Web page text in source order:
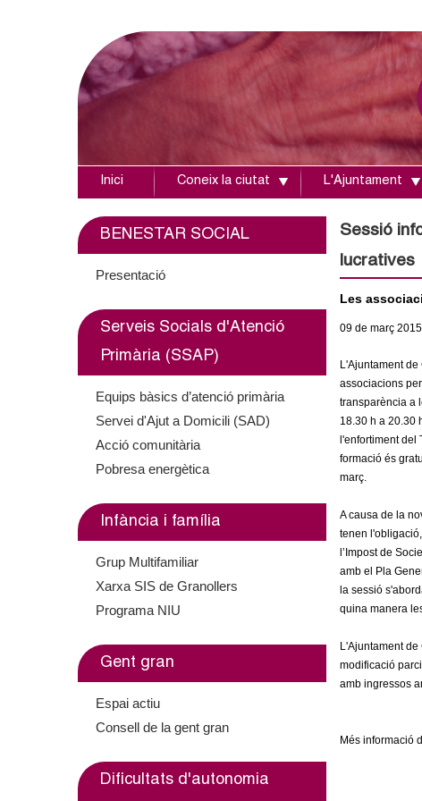
j
t
a
t
G
r
n
Inici Coneix la ciutat L'Ajuntament
Sessió
lucratives
Les
09 de març 2015
L'Ajuntament
associacions
transparència a
18.30 h a 20.30
l'enfortiment del
formació és
març.
A causa de la
tenen
l’Impost de
amb el Pla
la sessió
quina manera
L'Ajuntament
modificació
amb ingressos
Més informació
BENESTAR SOCIAL
Presentació
Serveis Socials d'Atenció
Primària (SSAP)
Equips bàsics d’atenció primària
Servei d'Ajut a Domicili (SAD)
Acció comunitària
Pobresa energètica
Infància i família
Grup Multifamiliar
Xarxa SIS de Granollers
Programa NIU
Gent gran
Espai actiu
Consell de la gent gran
Dificultats d'autonomia